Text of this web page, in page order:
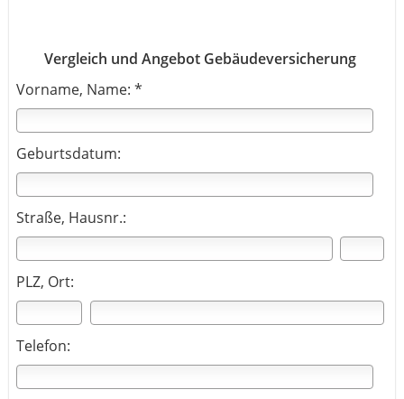
Vergleich und Angebot Gebäudeversicherung
Vorname, Name: *
Geburtsdatum:
Straße, Hausnr.:
PLZ, Ort:
Telefon: